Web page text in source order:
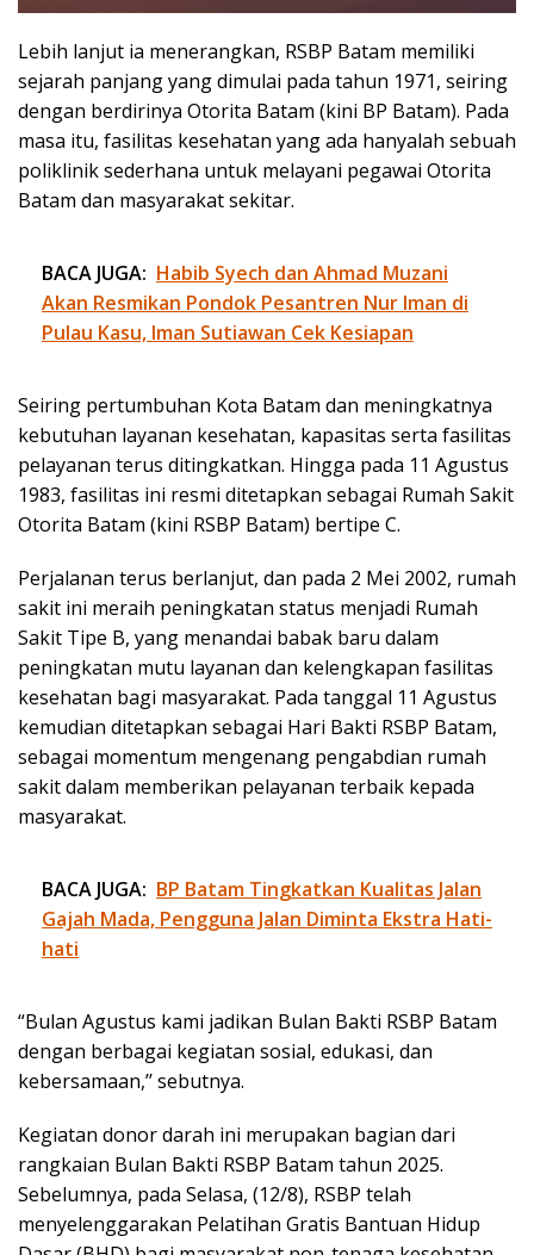
Lebih lanjut ia menerangkan, RSBP Batam memiliki
sejarah panjang yang dimulai pada tahun 1971, seiring
dengan berdirinya Otorita Batam (kini BP Batam). Pada
masa itu, fasilitas kesehatan yang ada hanyalah sebuah
poliklinik sederhana untuk melayani pegawai Otorita
Batam dan masyarakat sekitar.
BACA JUGA: Habib Syech dan Ahmad Muzani
Akan Resmikan Pondok Pesantren Nur Iman di
Pulau Kasu, Iman Sutiawan Cek Kesiapan
Seiring pertumbuhan Kota Batam dan meningkatnya
kebutuhan layanan kesehatan, kapasitas serta fasilitas
pelayanan terus ditingkatkan. Hingga pada 11 Agustus
1983, fasilitas ini resmi ditetapkan sebagai Rumah Sakit
Otorita Batam (kini RSBP Batam) bertipe C.
Perjalanan terus berlanjut, dan pada 2 Mei 2002, rumah
sakit ini meraih peningkatan status menjadi Rumah
Sakit Tipe B, yang menandai babak baru dalam
peningkatan mutu layanan dan kelengkapan fasilitas
kesehatan bagi masyarakat. Pada tanggal 11 Agustus
kemudian ditetapkan sebagai Hari Bakti RSBP Batam,
sebagai momentum mengenang pengabdian rumah
sakit dalam memberikan pelayanan terbaik kepada
masyarakat.
BACA JUGA: BP Batam Tingkatkan Kualitas Jalan
Gajah Mada, Pengguna Jalan Diminta Ekstra Hati-
hati
“Bulan Agustus kami jadikan Bulan Bakti RSBP Batam
dengan berbagai kegiatan sosial, edukasi, dan
kebersamaan,’’ sebutnya.
Kegiatan donor darah ini merupakan bagian dari
rangkaian Bulan Bakti RSBP Batam tahun 2025.
Sebelumnya, pada Selasa, (12/8), RSBP telah
menyelenggarakan Pelatihan Gratis Bantuan Hidup